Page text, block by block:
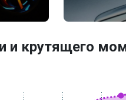
и крутящего